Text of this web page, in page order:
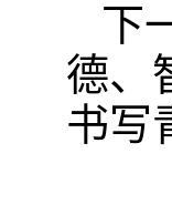
下
德、
书写